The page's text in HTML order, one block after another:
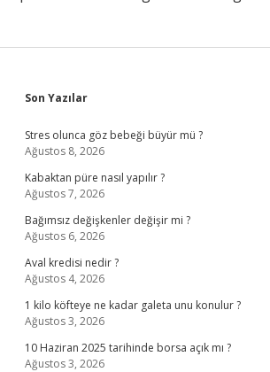
Sidebar
Son Yazılar
Stres olunca göz bebeği büyür mü ?
Ağustos 8, 2026
Kabaktan püre nasıl yapılır ?
Ağustos 7, 2026
Bağımsız değişkenler değişir mi ?
Ağustos 6, 2026
Aval kredisi nedir ?
Ağustos 4, 2026
1 kilo köfteye ne kadar galeta unu konulur ?
Ağustos 3, 2026
10 Haziran 2025 tarihinde borsa açık mı ?
Ağustos 3, 2026